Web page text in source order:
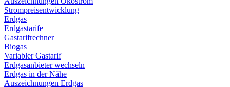
Strompreisentwicklung
Erdgas
Erdgastarife
Gastarifrechner
Biogas
Variabler Gastarif
Erdgasanbieter wechseln
Erdgas in der Nähe
Auszeichnungen Erdgas